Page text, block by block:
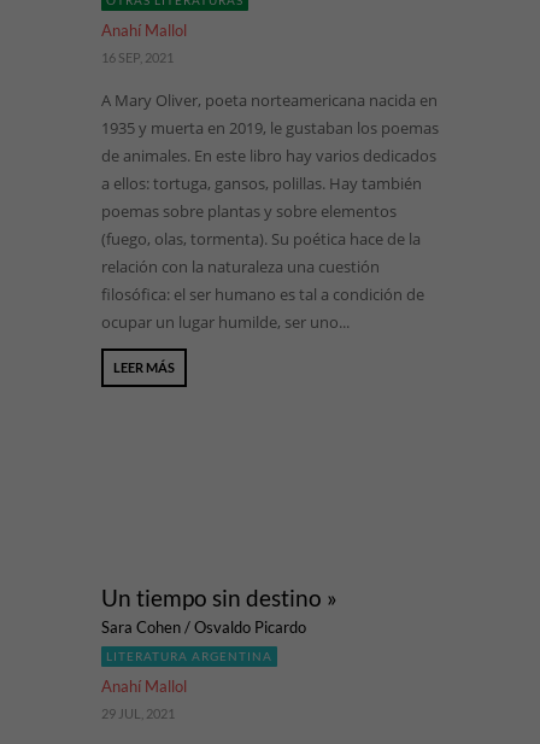
Anahí Mallol
16 SEP, 2021
A Mary Oliver, poeta norteamericana nacida en
1935 y muerta en 2019, le gustaban los poemas
de animales. En este libro hay varios dedicados
a ellos: tortuga, gansos, polillas. Hay también
poemas sobre plantas y sobre elementos
(fuego, olas, tormenta). Su poética hace de la
relación con la naturaleza una cuestión
filosófica: el ser humano es tal a condición de
ocupar un lugar humilde, ser uno...
LEER MÁS
Un tiempo sin destino »
Sara Cohen / Osvaldo Picardo
LITERATURA ARGENTINA
Anahí Mallol
29 JUL, 2021